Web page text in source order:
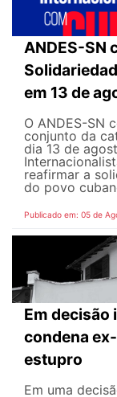
ANDES-SN
em 13 de
O ANDES-SN
conjunto da
dia 13 de
reafirmar a
do povo
Publicado em: 05 de
Em decisão
condena
estupro
Em uma